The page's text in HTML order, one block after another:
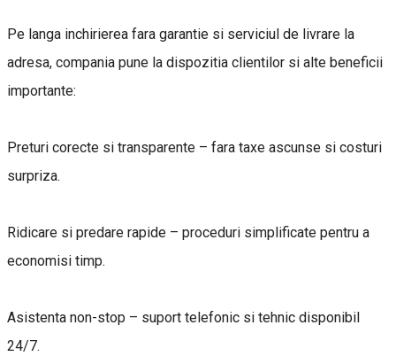
Pe langa inchirierea fara garantie si serviciul de livrare la
adresa, compania pune la dispozitia clientilor si alte beneficii
importante:
Preturi corecte si transparente – fara taxe ascunse si costuri
surpriza.
Ridicare si predare rapide – proceduri simplificate pentru a
economisi timp.
Asistenta non-stop – suport telefonic si tehnic disponibil
24/7.